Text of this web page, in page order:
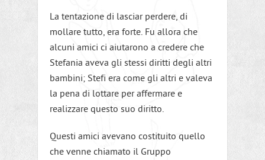
La tentazione di lasciar perdere, di
mollare tutto, era forte. Fu allora che
alcuni amici ci aiutarono a credere che
Stefania aveva gli stessi diritti degli altri
bambini; Stefi era come gli altri e valeva
la pena di lottare per affermare e
realizzare questo suo diritto.
Questi amici avevano costituito quello
che venne chiamato il Gruppo